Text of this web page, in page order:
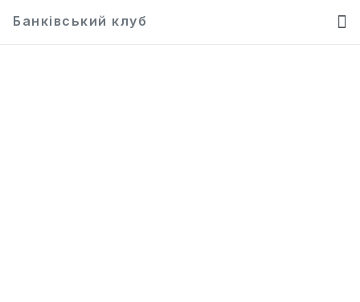
Банківський клуб